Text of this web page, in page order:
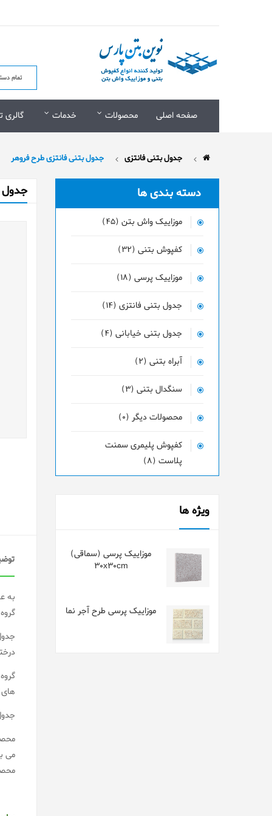
صفحه اصلی محصولات خدمات گالری
جدول بتنی فانتزی جدول بتنی فانتزی طرح فروهر
دسته بندی ها
موزاییک واش بتن (45)
کفپوش بتنی (32)
موزاییک پرسی (18)
جدول بتنی فانتزی (14)
جدول بتنی خیابانی (4)
آبراه بتنی (2)
سنگدال بتنی (3)
محصولات دیگر (0)
کفپوش پلیمری سمنت
پلاست (8)
ویژه ها
موزاییک پرسی (سماقی)
30x30cm
موزاییک پرسی طرح آجر نما
جدول
به
می